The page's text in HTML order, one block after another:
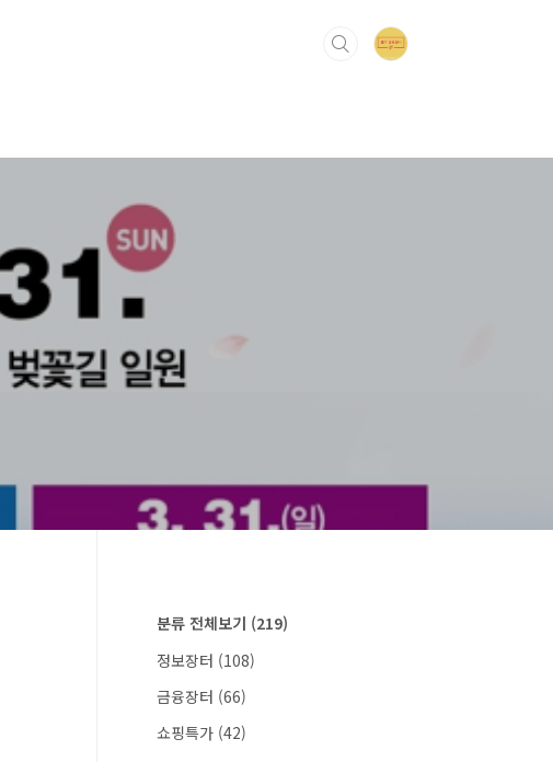
분류 전체보기 (219)
정보장터 (108)
금융장터 (66)
쇼핑특가 (42)